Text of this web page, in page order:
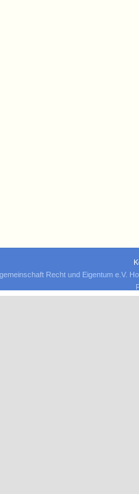
Recht und Eigentum e.V.